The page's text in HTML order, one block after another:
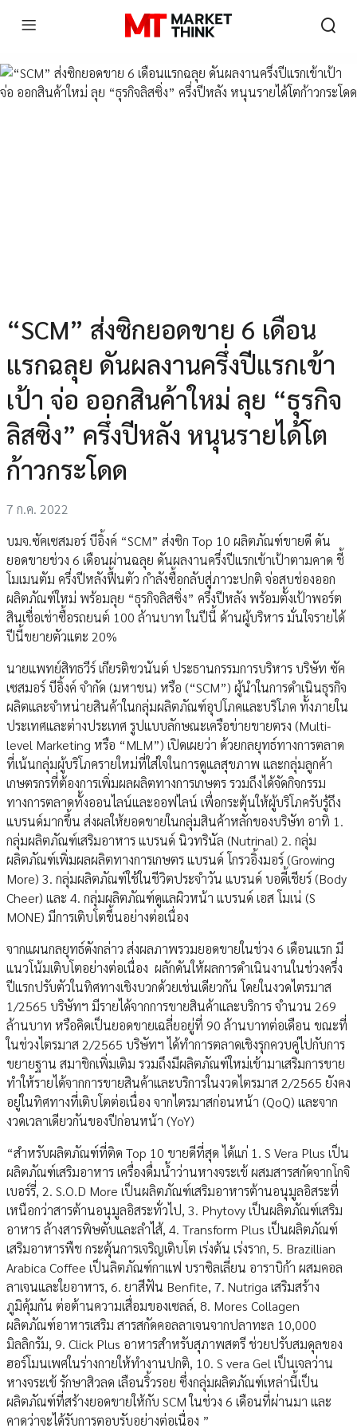
“SCM” ส่งซิกยอดขาย 6 เดือน
แรกฉลุย ดันผลงานครึ่งปีแรกเข้า
เป้า จ่อ ออกสินค้าใหม่ ลุย “ธุรกิจ
ลิสซิ่ง” ครึ่งปีหลัง หนุนรายได้โต
ก้าวกระโดด
7 ก.ค. 2022
บมจ.ซัคเซสมอร์ บีอิ้งค์ “SCM” ส่งซิก Top 10 ผลิตภัณฑ์ขายดี ดัน
ยอดขายช่วง 6 เดือนผ่านฉลุย ดันผลงานครึ่งปีแรกเข้าเป้าตามคาด ชี้
โมเมนตัม ครึ่งปีหลังฟื้นตัว กำลังซื้อกลับสู่ภาวะปกติ จ่อสบช่องออก
ผลิตภัณฑ์ใหม่ พร้อมลุย “ธุรกิจลิสซิ่ง” ครึ่งปีหลัง พร้อมตั้งเป้าพอร์ต
สินเชื่อเช่าซื้อรถยนต์ 100 ล้านบาท ในปีนี้ ด้านผู้บริหาร มั่นใจรายได้
ปีนี้ขยายตัวแตะ 20%
นายแพทย์สิทธวีร์ เกียรติชวนันต์ ประธานกรรมการบริหาร บริษัท ซัค
เซสมอร์ บีอิ้งค์ จำกัด (มหาชน) หรือ (“SCM”) ผู้นำในการดำเนินธุรกิจ
ผลิตและจำหน่ายสินค้าในกลุ่มผลิตภัณฑ์อุปโภคและบริโภค ทั้งภายใน
ประเทศและต่างประเทศ รูปแบบลักษณะเครือข่ายขายตรง (Multi-
level Marketing หรือ “MLM”) เปิดเผยว่า ด้วยกลยุทธ์ทางการตลาด
ที่เน้นกลุ่มผู้บริโภครายใหม่ที่ใส่ใจในการดูแลสุขภาพ และกลุ่มลูกค้า
เกษตรกรที่ต้องการเพิ่มผลผลิตทางการเกษตร รวมถึงได้จัดกิจกรรม
ทางการตลาดทั้งออนไลน์และออฟไลน์ เพื่อกระตุ้นให้ผู้บริโภครับรู้ถึง
แบรนด์มากขึ้น ส่งผลให้ยอดขายในกลุ่มสินค้าหลักของบริษัท อาทิ 1.
กลุ่มผลิตภัณฑ์เสริมอาหาร แบรนด์ นิวทรินัล (Nutrinal) 2. กลุ่ม
ผลิตภัณฑ์เพิ่มผลผลิตทางการเกษตร แบรนด์ โกรวอิ้งมอร์ (Growing
More) 3. กลุ่มผลิตภัณฑ์ใช้ในชีวิตประจำวัน แบรนด์ บอดี้เชียร์ (Body
Cheer) และ 4. กลุ่มผลิตภัณฑ์ดูแลผิวหน้า แบรนด์ เอส โมเน่ (S
MONE) มีการเติบโตขึ้นอย่างต่อเนื่อง
จากแผนกลยุทธ์ดังกล่าว ส่งผลภาพรวมยอดขายในช่วง 6 เดือนแรก มี
แนวโน้มเติบโตอย่างต่อเนื่อง ผลักดันให้ผลการดำเนินงานในช่วงครึ่ง
ปีแรกปรับตัวในทิศทางเชิงบวกด้วยเช่นเดียวกัน โดยในงวดไตรมาส
1/2565 บริษัทฯ มีรายได้จากการขายสินค้าและบริการ จำนวน 269
ล้านบาท หรือคิดเป็นยอดขายเฉลี่ยอยู่ที่ 90 ล้านบาทต่อเดือน ขณะที่
ในช่วงไตรมาส 2/2565 บริษัทฯ ได้ทำการตลาดเชิงรุกควบคู่ไปกับการ
ขยายฐาน สมาชิกเพิ่มเติม รวมถึงมีผลิตภัณฑ์ใหม่เข้ามาเสริมการขาย
ทำให้รายได้จากการขายสินค้าและบริการในงวดไตรมาส 2/2565 ยังคง
อยู่ในทิศทางที่เติบโตต่อเนื่อง จากไตรมาสก่อนหน้า (QoQ) และจาก
งวดเวลาเดียวกันของปีก่อนหน้า (YoY)
“สำหรับผลิตภัณฑ์ที่ติด Top 10 ขายดีที่สุด ได้แก่ 1. S Vera Plus เป็น
ผลิตภัณฑ์เสริมอาหาร เครื่องดื่มน้ำว่านหางจระเข้ ผสมสารสกัดจากโกจิ
เบอร์รี่, 2. S.O.D More เป็นผลิตภัณฑ์เสริมอาหารต้านอนุมูลอิสระที่
เหนือกว่าสารต้านอนุมูลอิสระทั่วไป, 3. Phytovy เป็นผลิตภัณฑ์เสริม
อาหาร ล้างสารพิษตับและลำไส้, 4. Transform Plus เป็นผลิตภัณฑ์
เสริมอาหารพืช กระตุ้นการเจริญเติบโต เร่งต้น เร่งราก, 5. Brazillian
Arabica Coffee เป็นลิตภัณฑ์กาแฟ บราซิลเลี่ยน อาราบิก้า ผสมคอล
ลาเจนและใยอาหาร, 6. ยาสีฟัน Benfite, 7. Nutriga เสริมสร้าง
ภูมิคุ้มกัน ต่อต้านความเสื่อมของเซลล์, 8. Mores Collagen
ผลิตภัณฑ์อาหารเสริม สารสกัดคอลลาเจนจากปลาทะล 10,000
มิลลิกรัม, 9. Click Plus อาหารสำหรับสุภาพสตรี ช่วยปรับสมดุลของ
ฮอร์โมนเพศในร่างกายให้ทำงานปกติ, 10. S vera Gel เป็นเจลว่าน
หางจระเข้ รักษาสิวลด เลือนริ้วรอย ซึ่งกลุ่มผลิตภัณฑ์เหล่านี้เป็น
ผลิตภัณฑ์ที่สร้างยอดขายให้กับ SCM ในช่วง 6 เดือนที่ผ่านมา และ
คาดว่าจะได้รับการตอบรับอย่างต่อเนื่อง ”